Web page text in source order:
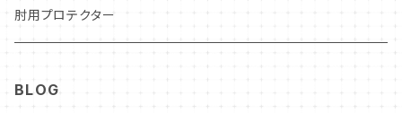
CARBON LEVLAR
OUTLET❗️
肘用プロテクター
BLOG